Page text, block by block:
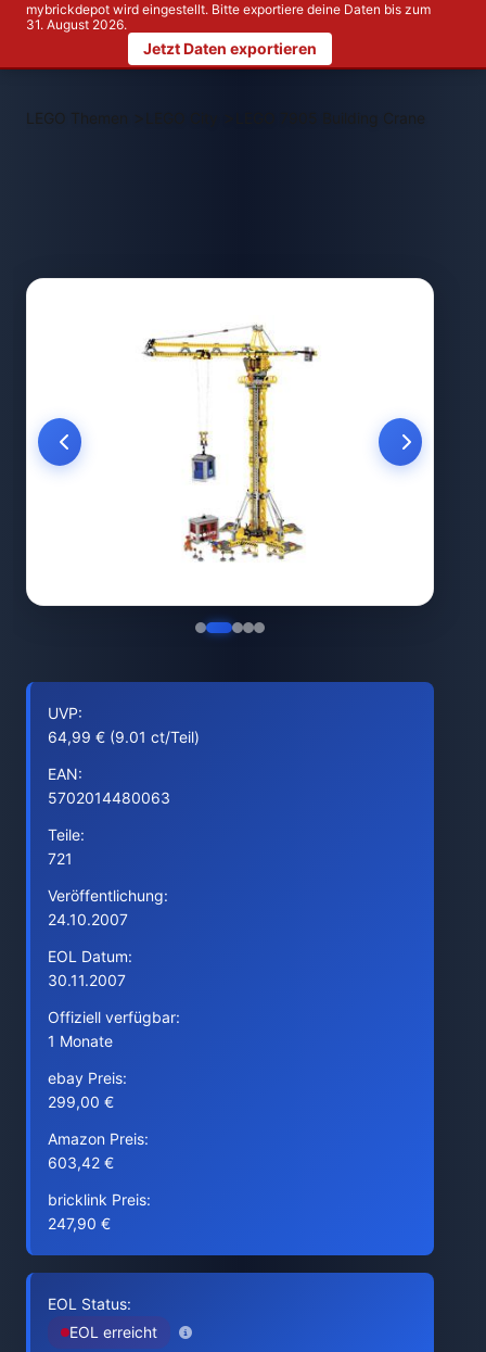
mybrickdepot wird eingestellt. Bitte exportiere deine Daten bis zum
31. August 2026.
Jetzt Daten exportieren
LEGO Themen > LEGO 7905 Building Crane
UVP:
64,99 € (9.01 ct/Teil)
EAN:
5702014480063
Teile:
721
Veröffentlichung:
24.10.2007
EOL Datum:
30.11.2007
Offiziell verfügbar:
1 Monate
ebay Preis:
299,00 €
Amazon Preis:
603,42 €
bricklink Preis:
247,90 €
EOL Status:
EOL erreicht